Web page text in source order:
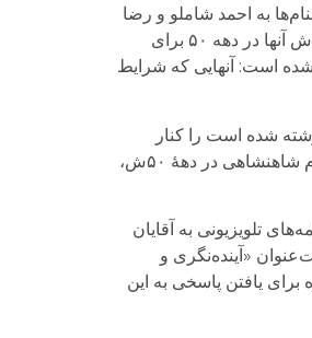
به احمد شاملو و رضا
براهنی و حتی غلامحسین ساعدی و در کل کانون نویسندگان هم رسیده است. انقلابیون ۵۷ زیر تیغ‌اند و نقد خواست و تلاش آنها در دهه ۵۰ برای
است: آنهایی که شرایط
آن ایام و حتی متون تحلیلی و نظری درباره انقلاب ۵۷ که بعدها نوشته شده است را کنار
می‌گذارد و سعی می‌کند به میانجی تحقیقات جامعه‌شناسانه‌ی ‌آماری و حتی پوزیتیویستی‌ای که توسط نهادهای خود نظام شاهنشاهی در دهۀ ۵۰ش،
تلویزیونی به آقایان
«آینده‌نگری و
برای یافتن پاسخی به این